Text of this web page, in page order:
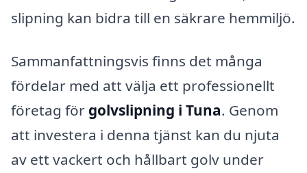
slipning kan bidra till en säkrare hemmiljö.
Sammanfattningsvis finns det många
fördelar med att välja ett professionellt
företag för golvslipning i Tuna. Genom
att investera i denna tjänst kan du njuta
av ett vackert och hållbart golv under